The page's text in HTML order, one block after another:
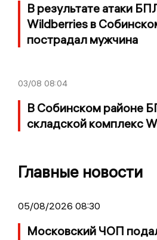
В результате атаки
Wildberries в
пострадал мужчина
03/08 08:04
В Собинском районе
складской комплекс
Главные новости
05/08/2026 08:30
Московский ЧОП